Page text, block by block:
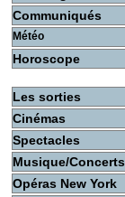
Communiqués
Météo
Horoscope
Les sorties
Cinémas
Spectacles
Musique/Concerts
Opéras New York